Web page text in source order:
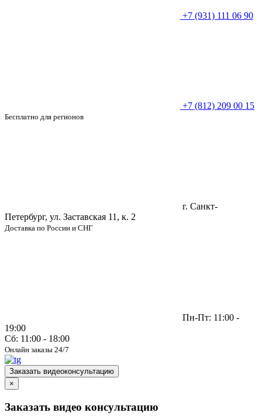
+7 (931) 111 06 90
+7 (812) 209 00 15
Бесплатно для регионов
г. Санкт-
Петербург, ул. Заставская 11, к. 2
Доставка по России и СНГ
Пн-Пт: 11:00 -
19:00
Сб: 11:00 - 18:00
Онлайн заказы 24/7
Заказать видеоконсультацию
×
Заказать видео консультацию